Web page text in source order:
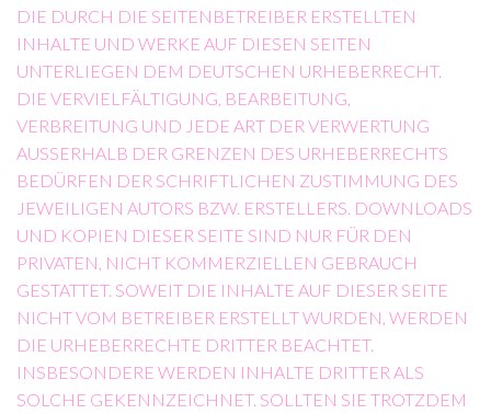
DIE DURCH DIE SEITENBETREIBER ERSTELLTEN
INHALTE UND WERKE AUF DIESEN SEITEN
UNTERLIEGEN DEM DEUTSCHEN URHEBERRECHT.
DIE VERVIELFÄLTIGUNG, BEARBEITUNG,
VERBREITUNG UND JEDE ART DER VERWERTUNG
AUSSERHALB DER GRENZEN DES URHEBERRECHTS B
EDÜRFEN DER SCHRIFTLICHEN ZUSTIMMUNG DES J
EWEILIGEN AUTORS BZW. ERSTELLERS. DOWNLOADS U
ND KOPIEN DIESER SEITE SIND NUR FÜR DEN P
RIVATEN, NICHT KOMMERZIELLEN GEBRAUCH G
ESTATTET. SOWEIT DIE INHALTE AUF DIESER SEITE N
ICHT VOM BETREIBER ERSTELLT WURDEN, WERDEN D
IE URHEBERRECHTE DRITTER BEACHTET. I
NSBESONDERE WERDEN INHALTE DRITTER ALS S
OLCHE GEKENNZEICHNET. SOLLTEN SIE TROTZDEM A